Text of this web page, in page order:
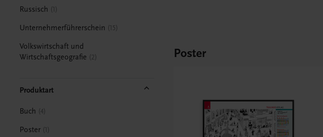
Russisch 1
Unternehmerführerschein 15
Volkswirtschaft und
Wirtschaftsgeografie
2
Produktart
Buch 4
Poster 1
Poster